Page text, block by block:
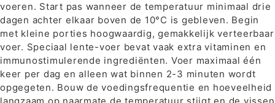
voeren. Start pas wanneer de temperatuur minimaal drie
dagen achter elkaar boven de 10°C is gebleven. Begin
met kleine porties hoogwaardig, gemakkelijk verteerbaar
voer. Speciaal lente-voer bevat vaak extra vitaminen en
immunostimulerende ingrediënten. Voer maximaal één
keer per dag en alleen wat binnen 2-3 minuten wordt
opgegeten. Bouw de voedingsfrequentie en hoeveelheid